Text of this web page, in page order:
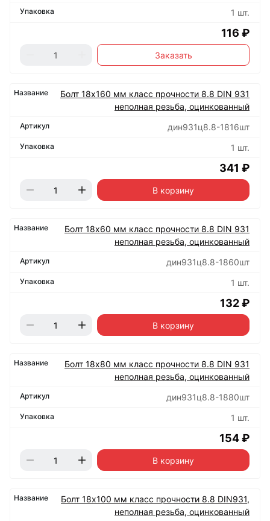
1 шт.
116 ₽
Заказать
Болт 18х160 мм класс прочности 8.8 DIN 931
неполная резьба, оцинкованный
дин931ц8.8-1816шт
1 шт.
341 ₽
В корзину
Болт 18х60 мм класс прочности 8.8 DIN 931
неполная резьба, оцинкованный
дин931ц8.8-1860шт
1 шт.
132 ₽
В корзину
Болт 18х80 мм класс прочности 8.8 DIN 931
неполная резьба, оцинкованный
дин931ц8.8-1880шт
1 шт.
154 ₽
В корзину
Болт 18х100 мм класс прочности 8.8 DIN931,
неполная резьба, оцинкованный